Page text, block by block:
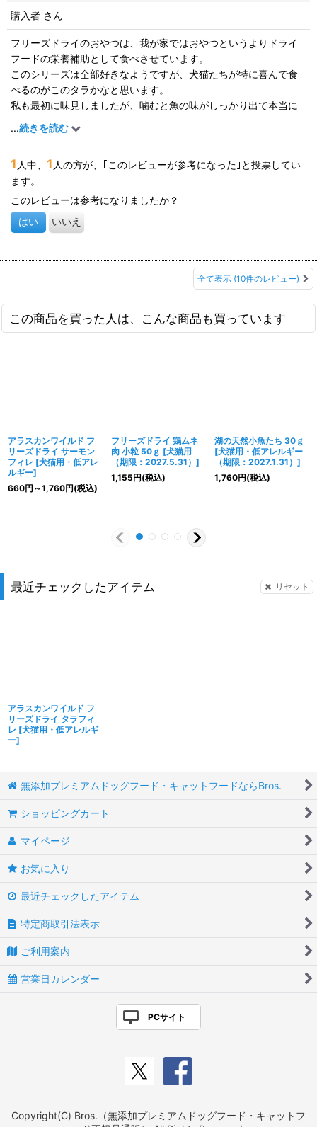
購入者 さん
フリーズドライのおやつは、我が家ではおやつというよりドライ
フードの栄養補助として食べさせています。
このシリーズは全部好きなようですが、犬猫たちが特に喜んで食
べるのがこのタラかなと思います。
私も最初に味見しましたが、噛むと魚の味がしっかり出て本当に
美味しいですよ。
香りを出したければ手で潰してパウダー状に、味を感じて欲しけ
量は少なめでお値段は結構しますが、品質も良く犬猫たちも気に
入っているので、切らしたくないフードのひとつになっていま
す。
...続きを読む
1 人中、 1 人の方が、｢このレビューが参考になった｣と投票してい
ます。
このレビューは参考になりましたか？
はい いいえ
全て表示 (10件のレビュー)
この商品を買った人は、こんな商品も買っています
アラスカンワイルド フ
リーズドライ サーモン
フィレ [犬猫用・低アレ
ルギー]
660円 ～1,760円(税込)
フリーズドライ 鶏ムネ
肉 小粒 50ｇ [犬猫用
（期限：2027.5.31） ]
1,155円(税込)
湖の天然小魚たち 30ｇ
[犬猫用・低アレルギー
（期限：2027.1.31） ]
1,760円(税込)
最近チェックしたアイテム リセット
アラスカンワイルド フ
リーズドライ タラフィ
レ [犬猫用・低アレルギ
ー]
無添加プレミアムドッグフード・キャットフードならBros.
ショッピングカート
マイページ
お気に入り
最近チェックしたアイテム
特定商取引法表示
ご利用案内
営業日カレンダー
PCサイト
Copyright(C) Bros.（無添加プレミアムドッグフード・キャットフ